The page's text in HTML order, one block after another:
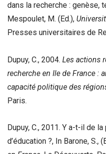
dans la recherche : genèse,
Mespoulet, M. (Ed.),
Presses universitaires de
Dupuy, C., 2004. Les actions
recherche en Ile de France :
capacité politique des
Paris.
Dupuy, C., 2011. Y a-t-il de
d’éducation ?, In Barone, S.,